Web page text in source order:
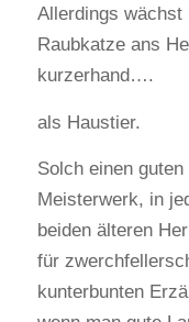
Allerdings wächst
Raubkatze ans
kurzerhand….
als Haustier.
Solch einen
Meisterwerk, in
beiden älteren
für
kunterbunten